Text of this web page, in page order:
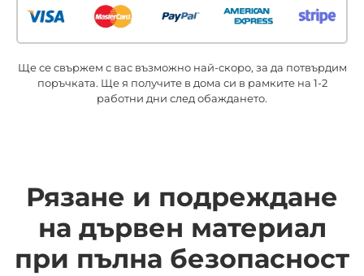
Ще се свържем с вас възможно най-скоро, за да потвърдим
поръчката. Ще я получите в дома си в рамките на 1-2
работни дни след обаждането.
Рязане и подреждане
на дървен материал
при пълна безопасност